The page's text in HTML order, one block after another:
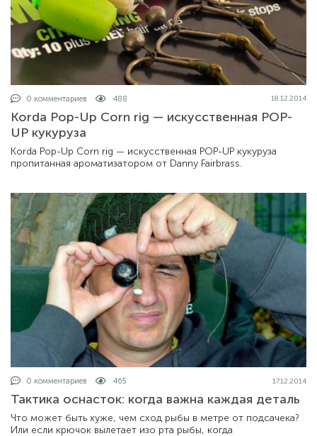
0 комментариев 488 18.12.2014
Korda Pop-Up Corn rig — искусственная POP-
UP кукуруза
Korda Pop-Up Corn rig — искусственная POP-UP кукуруза
пропитанная ароматизатором от Danny Fairbrass.
0 комментариев 465 17.12.2014
Тактика оснасток: когда важна каждая деталь
Что может быть хуже, чем сход рыбы в метре от подсачека?
Или если крючок вылетает изо рта рыбы, когда